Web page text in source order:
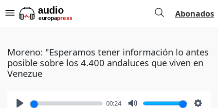
Abonados
Moreno: "Esperamos tener información lo antes
posible sobre los 4.400 andaluces que viven en
Venezue
00:24